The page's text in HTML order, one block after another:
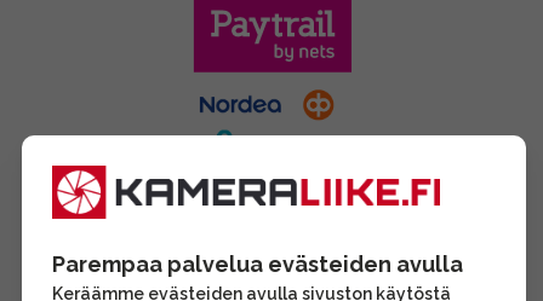
Parempaa palvelua evästeiden avulla
Keräämme evästeiden avulla sivuston käytöstä